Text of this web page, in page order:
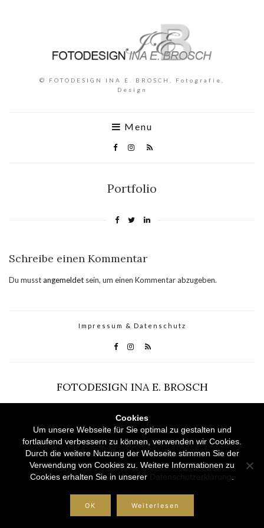
© FOTODESIGN INA E. BROSCH, Fotografie,
Design
Menu
Portfolio
Schreibe einen Kommentar
Du musstangemeldet sein, um einen Kommentar abzugeben.
Impressum & Datenschutz
FOTODESIGN INA E. BROSCH
Cookies
Um unsere Webseite für Sie optimal zu gestalten und
fortlaufend verbessern zu können, verwenden wir Cookies.
Durch die weitere Nutzung der Webseite stimmen Sie der
Verwendung von Cookies zu. Weitere Informationen zu
Cookies erhalten Sie in unserer
OK Weiterlesen